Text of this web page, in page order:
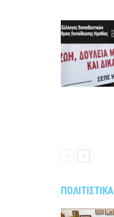
ΠΟΛΙΤΙΣΤΙΚΑ